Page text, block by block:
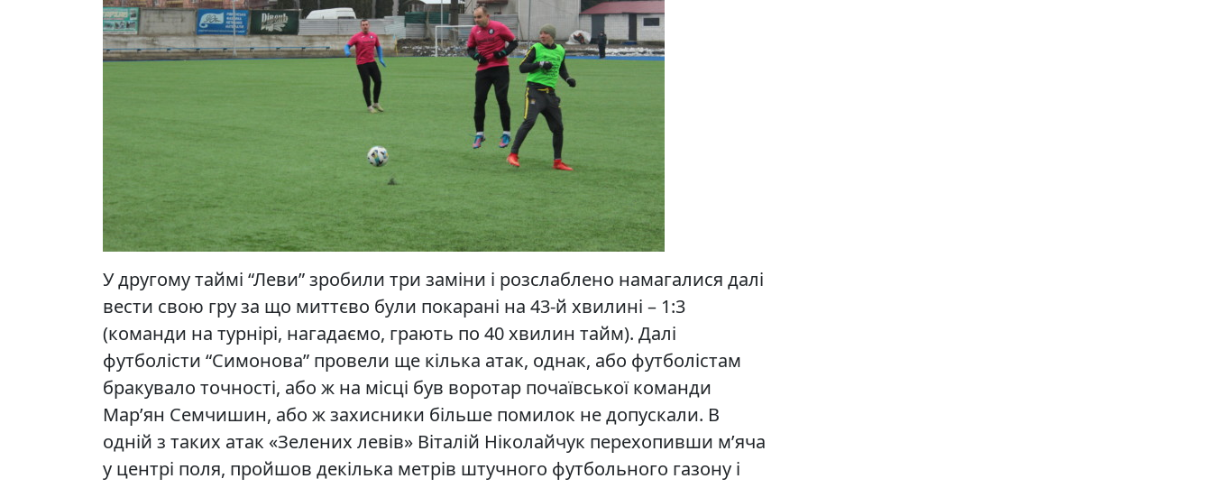
У другому таймі “Леви” зробили три заміни і розслаблено намагалися далі
вести свою гру за що миттєво були покарані на 43-й хвилині – 1:3
(команди на турнірі, нагадаємо, грають по 40 хвилин тайм). Далі
футболісти “Симонова” провели ще кілька атак, однак, або футболістам
бракувало точності, або ж на місці був воротар почаївської команди
Мар’ян Семчишин, або ж захисники більше помилок не допускали. В
одній з таких атак «Зелених левів» Віталій Ніколайчук перехопивши м’яча
у центрі поля, пройшов декілька метрів штучного футбольного газону і